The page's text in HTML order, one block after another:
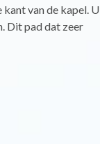
van de kapel. U
Dit pad dat zeer